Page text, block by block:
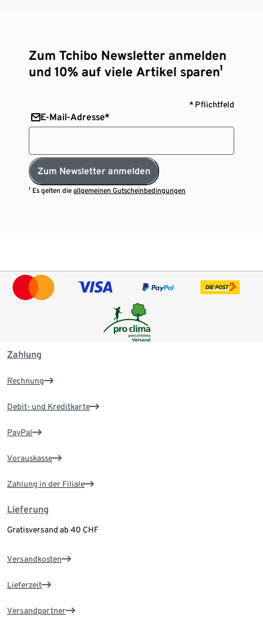
Zum Tchibo Newsletter anmelden
und 10% auf viele Artikel sparen¹
* Pflichtfeld
E-Mail-Adresse*
Zum Newsletter anmelden
¹ Es gelten dieallgemeinen Gutscheinbedingungen
Zahlung
Rechnung
Debit- und Kreditkarte
PayPal
Vorauskasse
Zahlung in der Filiale
Lieferung
Gratisversand ab 40 CHF
Versandkosten
Lieferzeit
Versandpartner